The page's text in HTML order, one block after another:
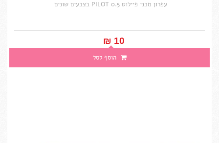
עפרון מכני פיילוט PILOT 0.5 בצבעים שונים
10 ₪‎
הוסף לסל